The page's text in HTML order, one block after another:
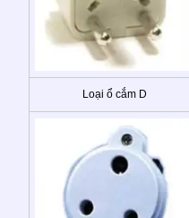
Loại ổ cắm D